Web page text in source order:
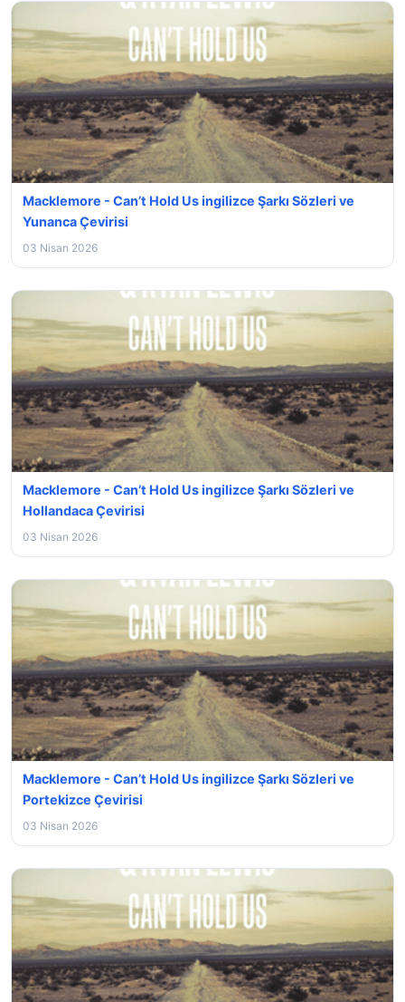
Macklemore - Can’t Hold Us ingilizce Şarkı Sözleri ve
Yunanca Çevirisi
03 Nisan 2026
Macklemore - Can’t Hold Us ingilizce Şarkı Sözleri ve
Hollandaca Çevirisi
03 Nisan 2026
Macklemore - Can’t Hold Us ingilizce Şarkı Sözleri ve
Portekizce Çevirisi
03 Nisan 2026